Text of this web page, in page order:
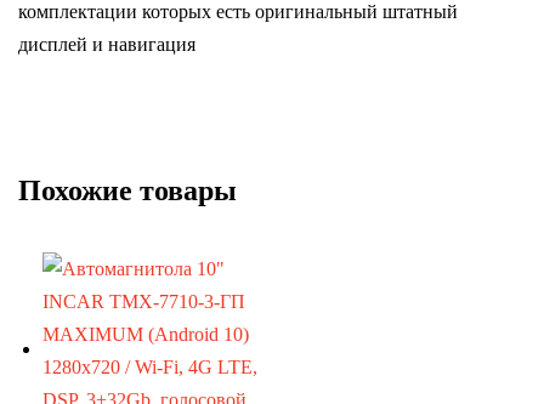
комплектации которых есть оригинальный штатный
дисплей и навигация
Похожие товары